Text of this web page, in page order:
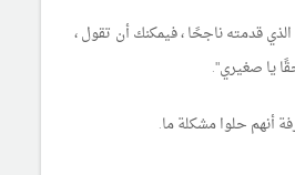
قدمته ناجحًا ، فيمكنك أن تقول ،
يا صغيري".
أنهم حلوا مشكلة ما.